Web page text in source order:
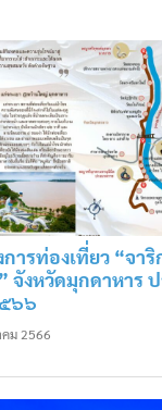
การท่องเที่ยว “จา
จังหวัดมุกดาหาร
๖๖
ม 2566